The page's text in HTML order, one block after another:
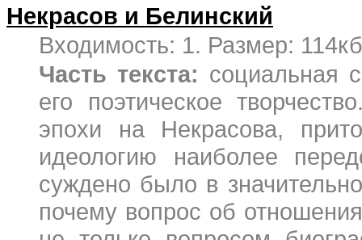
Некрасов и Белинский
Входимость: 1. Размер:
Часть текста: социальная
его поэтическое
эпохи на Некрасова,
идеологию наиболее
суждено было в
почему вопрос об